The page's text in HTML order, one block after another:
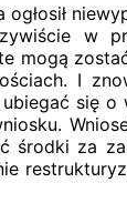
w
mogą
I
się
środki za